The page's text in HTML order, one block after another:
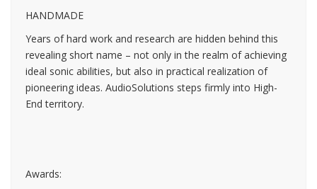
HANDMADE
Years of hard work and research are hidden behind this
revealing short name – not only in the realm of achieving
ideal sonic abilities, but also in practical realization of
pioneering ideas. AudioSolutions steps firmly into High-
End territory.
Awards: